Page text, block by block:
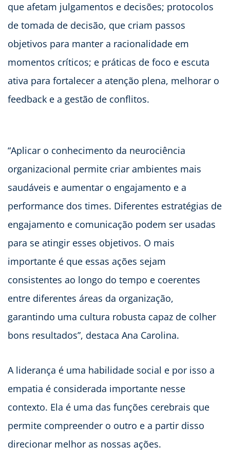
que afetam julgamentos e decisões; protocolos
de tomada de decisão, que criam passos
objetivos para manter a racionalidade em
momentos críticos; e práticas de foco e escuta
ativa para fortalecer a atenção plena, melhorar o
feedback e a gestão de conflitos.
“Aplicar o conhecimento da neurociência
organizacional permite criar ambientes mais
saudáveis e aumentar o engajamento e a
performance dos times. Diferentes estratégias de
engajamento e comunicação podem ser usadas
para se atingir esses objetivos. O mais
importante é que essas ações sejam
consistentes ao longo do tempo e coerentes
entre diferentes áreas da organização,
garantindo uma cultura robusta capaz de colher
bons resultados”, destaca Ana Carolina.
A liderança é uma habilidade social e por isso a
empatia é considerada importante nesse
contexto. Ela é uma das funções cerebrais que
permite compreender o outro e a partir disso
direcionar melhor as nossas ações.